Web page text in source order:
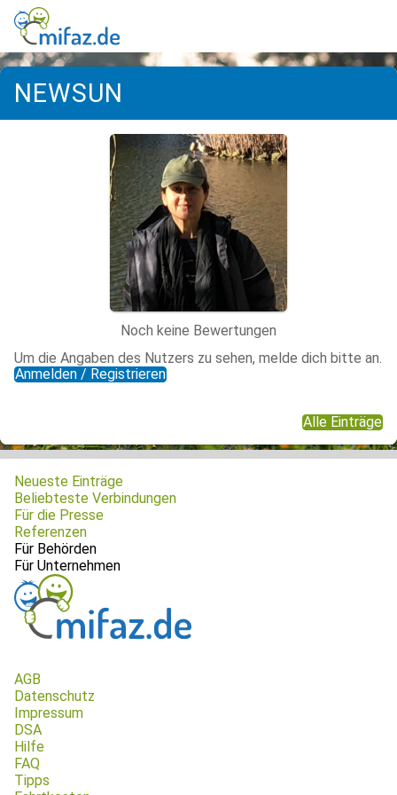
NEWSUN
Noch keine Bewertungen
Um die Angaben des Nutzers zu sehen, melde dich bitte an.
Anmelden / Registrieren
Alle Einträge
Neueste Einträge
Beliebteste Verbindungen
Für die Presse
Referenzen
Für Behörden
Für Unternehmen
AGB
Datenschutz
Impressum
DSA
Hilfe
FAQ
Tipps